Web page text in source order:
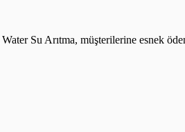
Su Arıtma, müşterilerine esnek